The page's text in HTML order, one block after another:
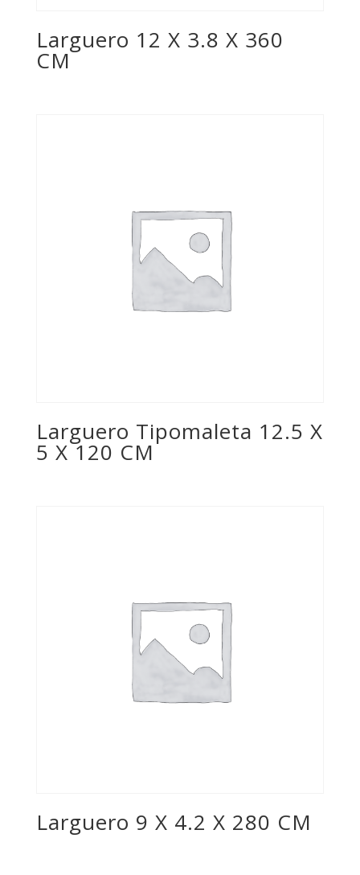
Larguero 12 X 3.8 X 360
CM
Larguero Tipomaleta 12.5 X
5 X 120 CM
Larguero 9 X 4.2 X 280 CM